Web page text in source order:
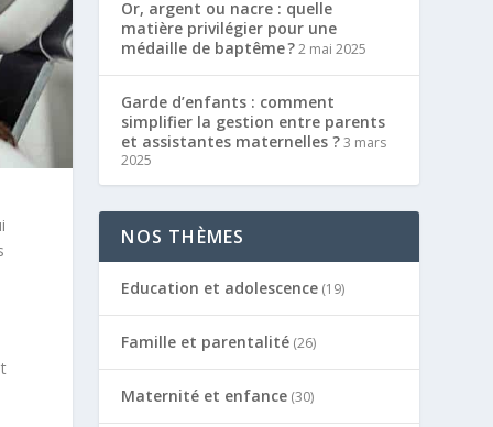
Or, argent ou nacre : quelle
matière privilégier pour une
médaille de baptême ?2 mai 2025
Garde d’enfants : comment
simplifier la gestion entre parents
et assistantes maternelles ?3 mars
2025
NOS THÈMES
Education et adolescence (19)
Famille et parentalité (26)
Maternité et enfance (30)